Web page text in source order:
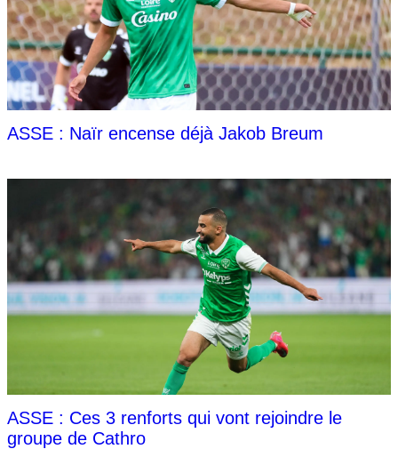
ASSE : Naïr encense déjà Jakob Breum
ASSE : Ces 3 renforts qui vont rejoindre le
groupe de Cathro